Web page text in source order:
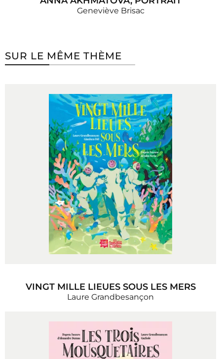
Geneviève Brisac
SUR LE MÊME THÈME
VINGT MILLE LIEUES SOUS LES MERS
Laure Grandbesançon